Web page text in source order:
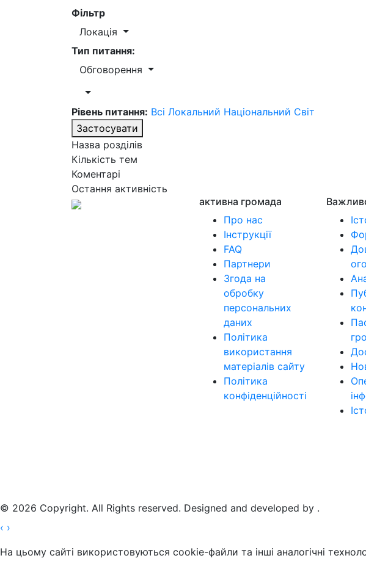
Фільтр
Локація
Тип питання:
Обговорення
Рівень питання: Всі Локальний Національний Світ
Застосувати
Назва розділів
Кількість тем
Коментарі
Остання активність
активна громада
Про нас
Інструкції
FAQ
Партнери
Згода на
обробку
персональних
даних
Політика
використання
матеріалів сайту
Політика
конфіденційності
© 2026 Copyright. All Rights reserved. Designed and developed by .
‹ ›
На цьому сайті використовуються cookie-файли та інші аналогічні